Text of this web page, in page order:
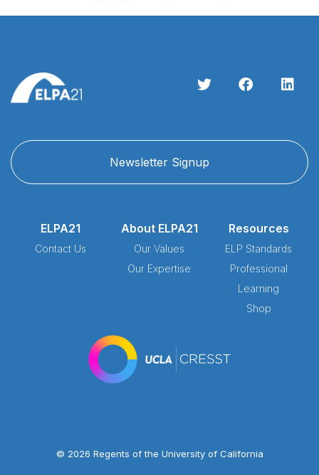
Newsletter Signup
ELPA21
Contact Us
About ELPA21
Our Values
Our Expertise
Resources
ELP Standards
Professional
Learning
Shop
© 2026 Regents of the University of California